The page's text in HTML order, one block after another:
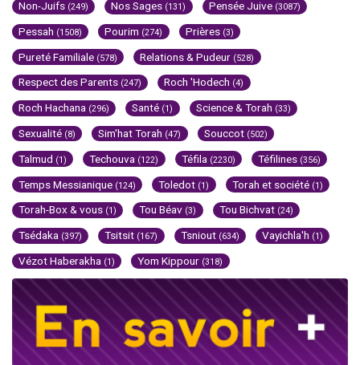
Non-Juifs (249) Nos Sages (131) Pensée Juive (3087)
Pessah (1508) Pourim (274) Prières (3)
Pureté Familiale (578) Relations & Pudeur (528)
Respect des Parents (247) Roch 'Hodech (4)
Roch Hachana (296) Santé (1) Science & Torah (33)
Sexualité (8) Sim'hat Torah (47) Souccot (502)
Talmud (1) Techouva (122) Téfila (2230) Téfilines (356)
Temps Messianique (124) Toledot (1) Torah et société (1)
Torah-Box & vous (1) Tou Béav (3) Tou Bichvat (24)
Tsédaka (397) Tsitsit (167) Tsniout (634) Vayichla'h (1)
Vézot Haberakha (1) Yom Kippour (318)